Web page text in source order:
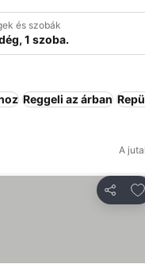
és szobák
1 szoba.
Reggeli az árban
A